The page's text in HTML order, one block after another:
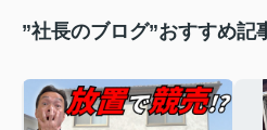
”社長のブログ”おすすめ記